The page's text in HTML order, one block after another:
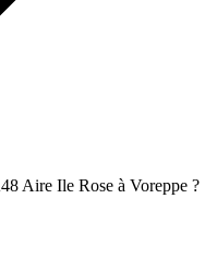
Aire Ile Rose à Voreppe ?